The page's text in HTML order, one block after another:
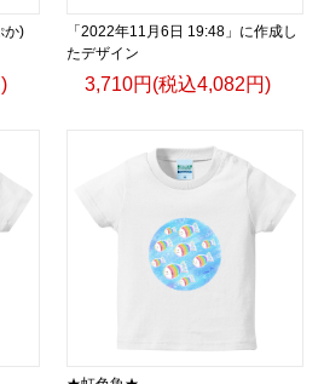
か)
「2022年11月6日 19:48」に作成し
たデザイン
3,710円(税込4,082円)